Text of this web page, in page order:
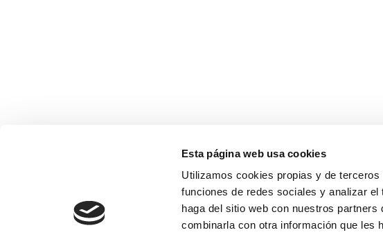
Esta página web usa cookies
Utilizamos cookies propias y de
funciones de redes sociales y analizar
haga del sitio web con nuestros
combinarla con otra información que les